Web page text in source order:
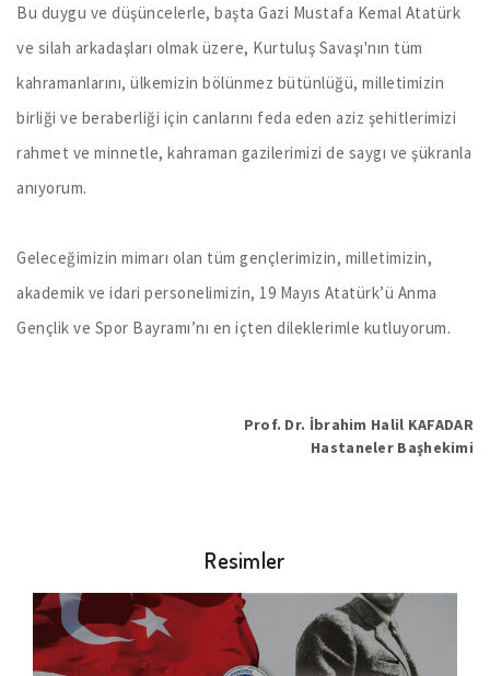
Bu duygu ve düşüncelerle, başta Gazi Mustafa Kemal Atatürk
ve silah arkadaşları olmak üzere, Kurtuluş Savaşı'nın tüm
kahramanlarını, ülkemizin bölünmez bütünlüğü, milletimizin
birliği ve beraberliği için canlarını feda eden aziz şehitlerimizi
rahmet ve minnetle, kahraman gazilerimizi de saygı ve şükranla
anıyorum.
Geleceğimizin mimarı olan tüm gençlerimizin, milletimizin,
akademik ve idari personelimizin, 19 Mayıs Atatürk’ü Anma
Gençlik ve Spor Bayramı’nı en içten dileklerimle kutluyorum.
Prof. Dr. İbrahim Halil KAFADAR
Hastaneler Başhekimi
Resimler